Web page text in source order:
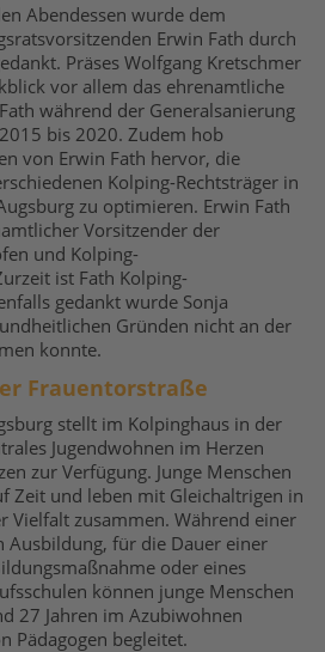
Abendessen wurde dem
Erwin Fath durch
Präses Wolfgang Kretschmer
vor allem das ehrenamtliche
während der Generalsanierung
bis 2020. Zudem hob
von Erwin Fath hervor, die
Kolping-Rechtsträger in
zu optimieren. Erwin Fath
Vorsitzender der
und Kolping-
ist Fath Kolping-
gedankt wurde Sonja
Gründen nicht an der
konnte.
Frauentorstraße
stellt im Kolpinghaus in der
Jugendwohnen im Herzen
zur Verfügung. Junge Menschen
Zeit und leben mit Gleichaltrigen in
Vielfalt zusammen. Während einer
Ausbildung, für die Dauer einer
oder eines
können junge Menschen
27 Jahren im Azubiwohnen
Pädagogen begleitet.